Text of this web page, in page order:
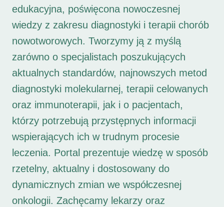
edukacyjna, poświęcona nowoczesnej
wiedzy z zakresu diagnostyki i terapii chorób
nowotworowych. Tworzymy ją z myślą
zarówno o specjalistach poszukujących
aktualnych standardów, najnowszych metod
diagnostyki molekularnej, terapii celowanych
oraz immunoterapii, jak i o pacjentach,
którzy potrzebują przystępnych informacji
wspierających ich w trudnym procesie
leczenia. Portal prezentuje wiedzę w sposób
rzetelny, aktualny i dostosowany do
dynamicznych zmian we współczesnej
onkologii. Zachęcamy lekarzy oraz